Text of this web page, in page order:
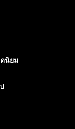
นิยม